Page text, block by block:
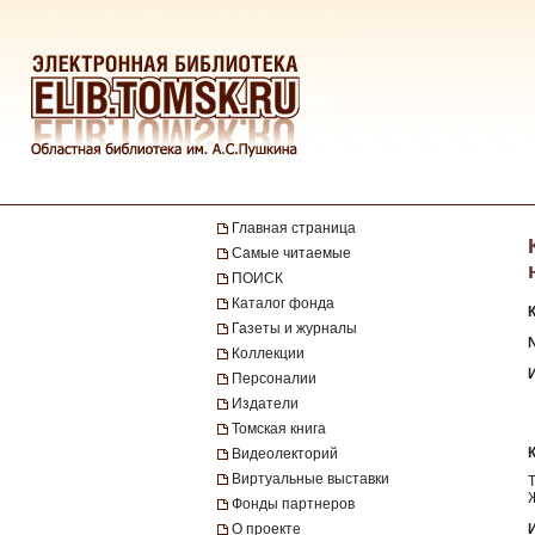
Главная страница
Самые читаемые
ПОИСК
Каталог фонда
Газеты и журналы
Коллекции
Персоналии
Издатели
Томская книга
Видеолекторий
Виртуальные выставки
Фонды партнеров
О проекте